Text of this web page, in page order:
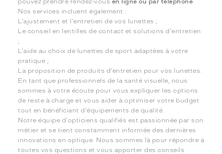
pouvez prendre rendez-vous en ligne ou par téléphone.
Nos services incluent également :
L'ajustement et l'entretien de vos lunettes ;
Le conseil en lentilles de contact et solutions d'entretien
;
L'aide au choix de lunettes de sport adaptées à votre
pratique ;
La proposition de produits d'entretien pour vos lunettes.
En tant que professionnels de la santé visuelle, nous
sommes à votre écoute pour vous expliquer les options
de reste à charge et vous aider à optimiser votre budget
tout en bénéficiant d'équipements de qualité.
Notre équipe d'opticiens qualifiés est passionnée par son
métier et se tient constamment informée des dernières
innovations en optique. Nous sommes là pour répondre à
toutes vos questions et vous apporter des conseils